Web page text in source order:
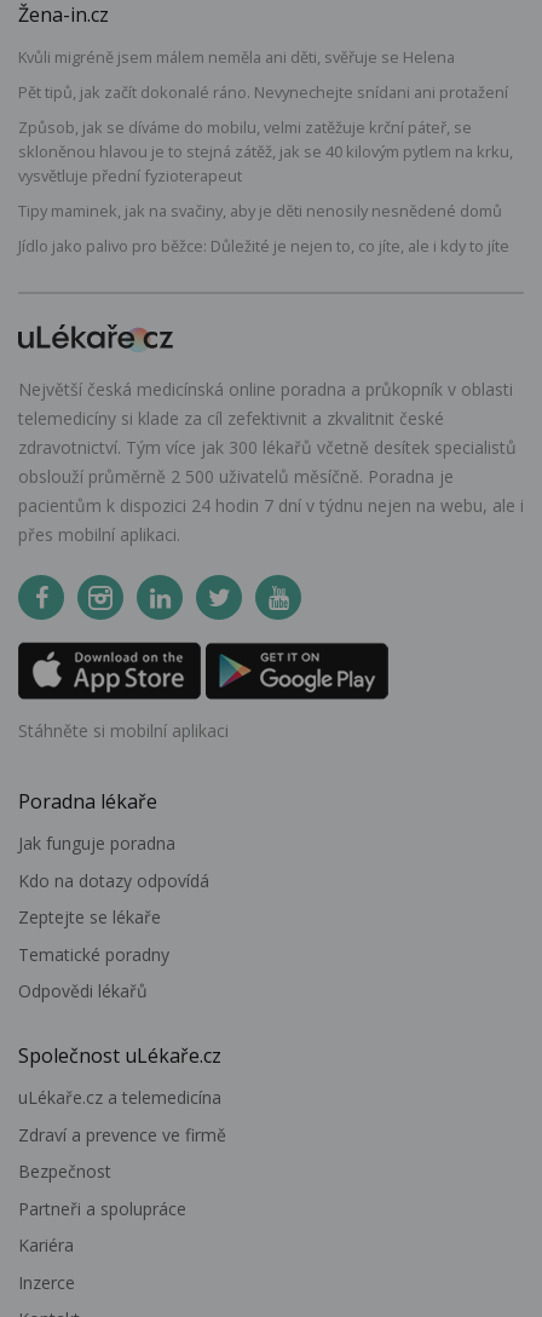
Žena-in.cz
Kvůli migréně jsem málem neměla ani děti, svěřuje se Helena
Pět tipů, jak začít dokonalé ráno. Nevynechejte snídani ani protažení
Způsob, jak se díváme do mobilu, velmi zatěžuje krční páteř, se
skloněnou hlavou je to stejná zátěž, jak se 40 kilovým pytlem na krku,
vysvětluje přední fyzioterapeut
Tipy maminek, jak na svačiny, aby je děti nenosily nesnědené domů
Jídlo jako palivo pro běžce: Důležité je nejen to, co jíte, ale i kdy to jíte
Největší česká medicínská online poradna a průkopník v oblasti
telemedicíny si klade za cíl zefektivnit a zkvalitnit české
zdravotnictví. Tým více jak 300 lékařů včetně desítek specialistů
obslouží průměrně 2 500 uživatelů měsíčně. Poradna je
pacientům k dispozici 24 hodin 7 dní v týdnu nejen na webu, ale i
přes mobilní aplikaci.
Stáhněte si mobilní aplikaci
Poradna lékaře
Jak funguje poradna
Kdo na dotazy odpovídá
Zeptejte se lékaře
Tematické poradny
Odpovědi lékařů
Společnost uLékaře.cz
uLékaře.cz a telemedicína
Zdraví a prevence ve firmě
Bezpečnost
Partneři a spolupráce
Kariéra
Inzerce